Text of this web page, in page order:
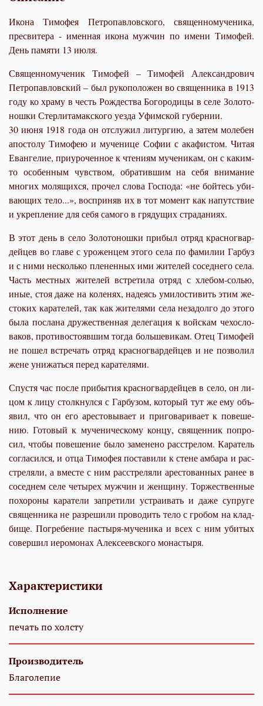
Икона Тимофея Петропавловского, священномученика,
пресвитера - именная икона мужчин по имени Тимофей.
День памяти 13 июля.
Свя­щен­но­му­че­ник Ти­мо­фей – Ти­мо­фей Алек­сан­дро­вич
Пет­ро­пав­лов­ский – был ру­ко­по­ло­жен во свя­щен­ни­ка в 1913
го­ду ко хра­му в честь Рож­де­ства Бо­го­ро­ди­цы в се­ле Зо­ло­то­
нош­ки Стер­ли­та­мак­ско­го уез­да Уфим­ской гу­бер­нии.
30 июня 1918 го­да он от­слу­жил ли­тур­гию, а за­тем мо­ле­бен
апо­сто­лу Ти­мо­фею и му­че­ни­це Со­фии с ака­фи­стом. Чи­тая
Еван­ге­лие, при­уро­чен­ное к чте­ни­ям му­че­ни­кам, он с ка­ким-
то осо­бен­ным чув­ством, об­ра­тив­шим на се­бя вни­ма­ние
мно­гих мо­ля­щих­ся, про­чел сло­ва Гос­по­да: «не бой­тесь уби­
ва­ю­щих те­ло...», вос­при­няв их в тот мо­мент как на­пут­ствие
и укреп­ле­ние для се­бя са­мо­го в гря­ду­щих стра­да­ни­ях.
В этот день в се­ло Зо­ло­то­нош­ки при­был от­ряд крас­но­гвар­
дей­цев во гла­ве с уро­жен­цем это­го се­ла по фа­ми­лии Гар­буз
и с ни­ми несколь­ко пле­нен­ных ими жи­те­лей со­сед­не­го се­ла.
Часть мест­ных жи­те­лей встре­ти­ла от­ряд с хле­бом-со­лью,
иные, стоя да­же на ко­ле­нях, на­де­ясь уми­ло­сти­вить этим же­
сто­ких ка­ра­те­лей, так как жи­те­ля­ми се­ла неза­дол­го до это­го
бы­ла по­сла­на дру­же­ствен­ная де­ле­га­ция к вой­скам че­хо­сло­
ва­ков, про­ти­во­сто­яв­шим то­гда боль­ше­ви­кам. Отец Ти­мо­фей
не по­шел встре­чать от­ряд крас­но­гвар­дей­цев и не поз­во­лил
жене уни­жать­ся пе­ред ка­ра­те­ля­ми.
Спу­стя час по­сле при­бы­тия крас­но­гвар­дей­цев в се­ло, он ли­
цом к ли­цу столк­нул­ся с Гар­бу­зом, ко­то­рый тут же ему объ­
явил, что он его аре­сто­вы­ва­ет и при­го­ва­ри­ва­ет к по­ве­ше­
нию. Го­то­вый к му­че­ни­че­ско­му кон­цу, свя­щен­ник по­про­
сил, чтобы по­ве­ше­ние бы­ло за­ме­не­но рас­стре­лом. Ка­ра­тель
со­гла­сил­ся, и от­ца Ти­мо­фея по­ста­ви­ли к стене ам­ба­ра и рас­
стре­ля­ли, а вме­сте с ним рас­стре­ля­ли аре­сто­ван­ных ра­нее в
со­сед­нем се­ле че­ты­рех муж­чин и жен­щи­ну. Тор­же­ствен­ные
по­хо­ро­ны ка­ра­те­ли за­пре­ти­ли устра­и­вать и да­же су­пру­ге
свя­щен­ни­ка не раз­ре­ши­ли про­во­дить те­ло с гро­бом на клад­
би­ще. По­гре­бе­ние пас­ты­ря-му­че­ни­ка и всех с ним уби­тых
со­вер­шил иеро­мо­нах Алек­се­ев­ско­го мо­на­сты­ря.
Характеристики
Исполнение
печать по холсту
Производитель
Благолепие